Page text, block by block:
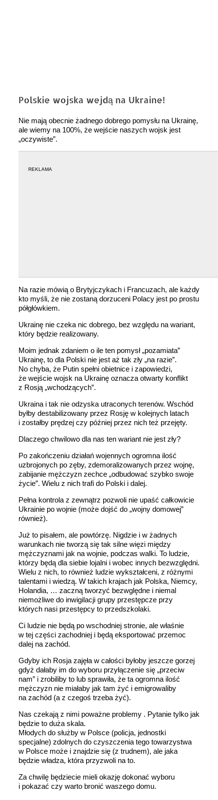
Polskie wojska wejdą na Ukraine!
Nie mają obecnie żadnego dobrego pomysłu na Ukrainę,
ale wiemy na 100%, że wejście naszych wojsk jest
„oczywiste”.
REKLAMA
Na razie mówią o Brytyjczykach i Francuzach, ale każdy
kto myśli, że nie zostaną dorzuceni Polacy jest po prostu
półgłówkiem.
Ukrainę nie czeka nic dobrego, bez względu na wariant,
który będzie realizowany.
Moim jednak zdaniem o ile ten pomysł „pozamiata”
Ukrainę, to dla Polski nie jest aż tak zły „na razie”.
No chyba, że Putin spełni obietnice i zapowiedzi,
że wejście wojsk na Ukrainę oznacza otwarty konflikt
z Rosją „wchodzących”.
Ukraina i tak nie odzyska utraconych terenów. Wschód
byłby destabilizowany przez Rosję w kolejnych latach
i zostałby prędzej czy później przez nich też przejęty.
Dlaczego chwilowo dla nas ten wariant nie jest zły?
Po zakończeniu działań wojennych ogromna ilość
uzbrojonych po zęby, zdemoralizowanych przez wojnę,
zabijanie mężczyzn zechce „odbudować szybko swoje
życie”. Wielu z nich trafi do Polski i dalej.
Pełna kontrola z zewnątrz pozwoli nie upaść całkowicie
Ukrainie po wojnie (może dojść do „wojny domowej”
również).
Już to pisałem, ale powtórzę. Nigdzie i w żadnych
warunkach nie tworzą się tak silne więzi między
mężczyznami jak na wojnie, podczas walki. To ludzie,
którzy będą dla siebie lojalni i wobec innych bezwzględni.
Wielu z nich, to również ludzie wykształceni, z różnymi
talentami i wiedzą. W takich krajach jak Polska, Niemcy,
Holandia, … zaczną tworzyć bezwględne i niemal
niemożliwe do inwigilacji grupy przestępcze przy
których nasi przestępcy to przedszkolaki.
Ci ludzie nie będą po wschodniej stronie, ale właśnie
w tej części zachodniej i będą eksportować przemoc
dalej na zachód.
Gdyby ich Rosja zajęła w całości byłoby jeszcze gorzej
gdyż dałaby im do wyboru przyłączenie się „przeciw
nam” i zrobiliby to lub sprawiła, że ta ogromna ilość
mężczyzn nie miałaby jak tam żyć i emigrowaliby
na zachód (a z czegoś trzeba żyć).
Nas czekają z nimi poważne problemy . Pytanie tylko jak
będzie to duża skala.
Młodych do służby w Polsce (policja, jednostki
specjalne) zdolnych do czyszczenia tego towarzystwa
w Polsce może i znajdzie się (z trudnem), ale jaka
będzie władza, która przyzwoli na to.
Za chwilę będziecie mieli okazję dokonać wyboru
i pokazać czy warto bronić waszego domu.